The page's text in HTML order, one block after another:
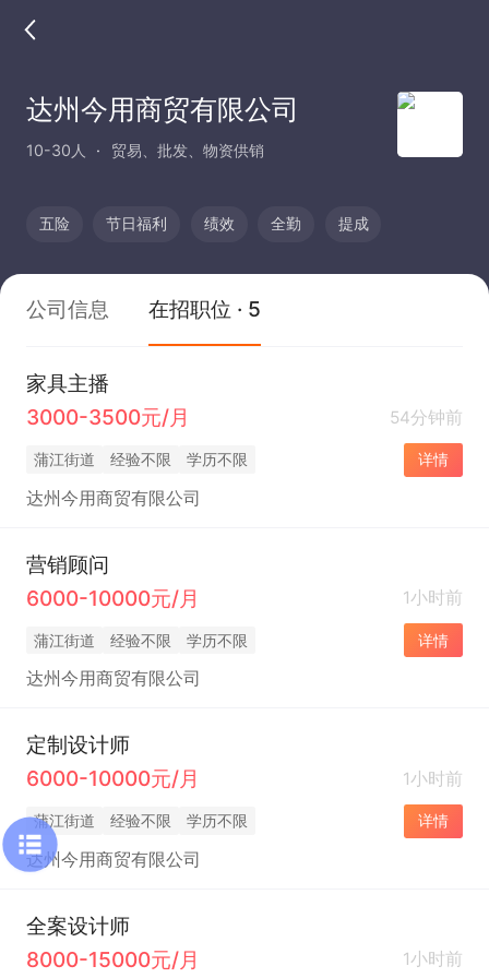
达州今用商贸有限公司
10-30人 贸易、批发、物资供销
五险 节日福利 绩效 全勤 提成
公司信息 在招职位 · 5
家具主播
3000-3500元/月
54分钟前
蒲江街道 经验不限 学历不限 详情
达州今用商贸有限公司
营销顾问
6000-10000元/月
1小时前
蒲江街道 经验不限 学历不限 详情
达州今用商贸有限公司
定制设计师
6000-10000元/月
1小时前
蒲江街道 经验不限 学历不限 详情
达州今用商贸有限公司
全案设计师
8000-15000元/月
1小时前